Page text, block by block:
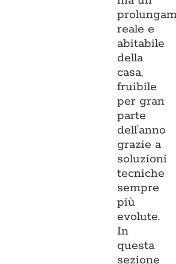
reale e
abitabile
della
casa,
fruibile
per gran
parte
dell’anno
grazie a
soluzioni
tecniche
sempre
più
evolute.
In
questa
sezione